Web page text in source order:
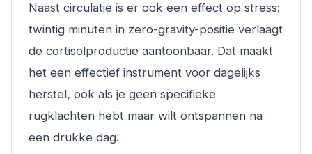
Naast circulatie is er ook een effect op stress:
twintig minuten in zero-gravity-positie verlaagt
de cortisolproductie aantoonbaar. Dat maakt
het een effectief instrument voor dagelijks
herstel, ook als je geen specifieke
rugklachten hebt maar wilt ontspannen na
een drukke dag.